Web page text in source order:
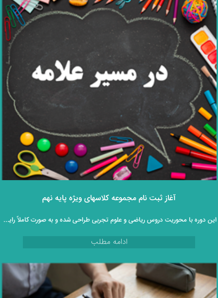
آغاز ثبت‌ نام مجموعه کلاسهای ویژه پایه نهم
این دوره با محوریت دروس ریاضی و علوم تجربی طراحی شده و به‌ صورت کاملاً رایگان و غیرحضوری در اختیار دانش‌ آموزان قرار می‌گیرد.
ادامه مطلب